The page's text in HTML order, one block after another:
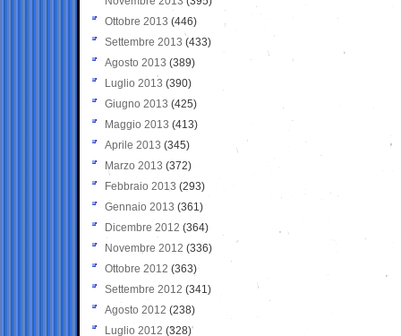
Ottobre 2013 (446)
Settembre 2013 (433)
Agosto 2013 (389)
Luglio 2013 (390)
Giugno 2013 (425)
Maggio 2013 (413)
Aprile 2013 (345)
Marzo 2013 (372)
Febbraio 2013 (293)
Gennaio 2013 (361)
Dicembre 2012 (364)
Novembre 2012 (336)
Ottobre 2012 (363)
Settembre 2012 (341)
Agosto 2012 (238)
Luglio 2012 (328)